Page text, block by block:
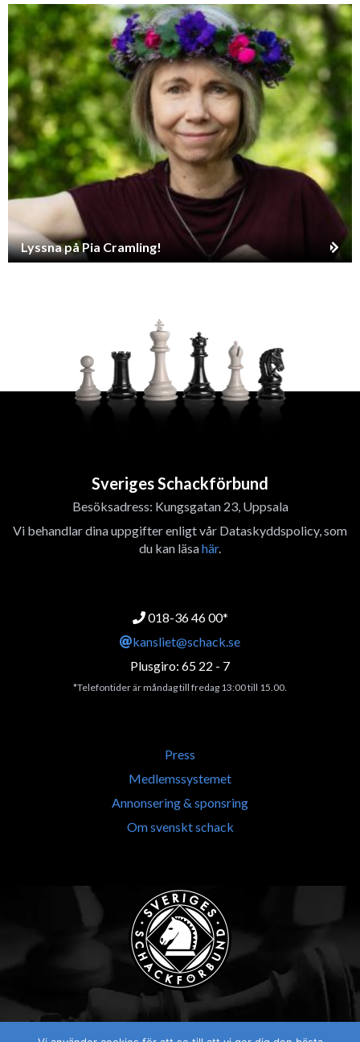
Lyssna på Pia Cramling!
Sveriges Schackförbund
Besöksadress: Kungsgatan 23, Uppsala
Vi behandlar dina uppgifter enligt vår Dataskyddspolicy, som
du kan läsahär.
018-36 46 00*
kansliet@schack.se
Plusgiro: 65 22 - 7
*Telefontider är måndag till fredag 13:00 till 15.00.
Press
Medlemssystemet
Annonsering & sponsring
Om svenskt schack